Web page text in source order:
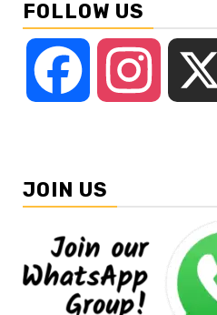
FOLLOW US
Facebook Instagram
JOIN US